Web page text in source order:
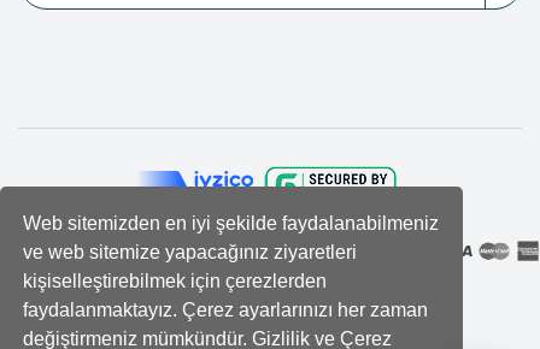
Web sitemizden en iyi şekilde faydalanabilmeniz
ve web sitemize yapacağınız ziyaretleri
kişiselleştirebilmek için çerezlerden
faydalanmaktayız. Çerez ayarlarınızı her zaman
değiştirmeniz mümkündür. Gizlilik ve Çerez